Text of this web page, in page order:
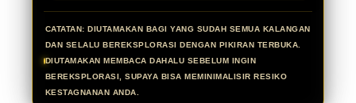
CATATAN: DIUTAMAKAN BAGI YANG SUDAH SEMUA KALANGAN
DAN SELALU BEREKSPLORASI DENGAN PIKIRAN TERBUKA.
DIUTAMAKAN MEMBACA DAHALU SEBELUM INGIN
BEREKSPLORASI, SUPAYA BISA MEMINIMALISIR RESIKO
KESTAGNANAN ANDA.